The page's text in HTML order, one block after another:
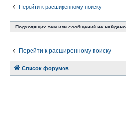
Перейти к расширенному поиску
Подходящих тем или сообщений не найдено.
Перейти к расширенному поиску
Список форумов